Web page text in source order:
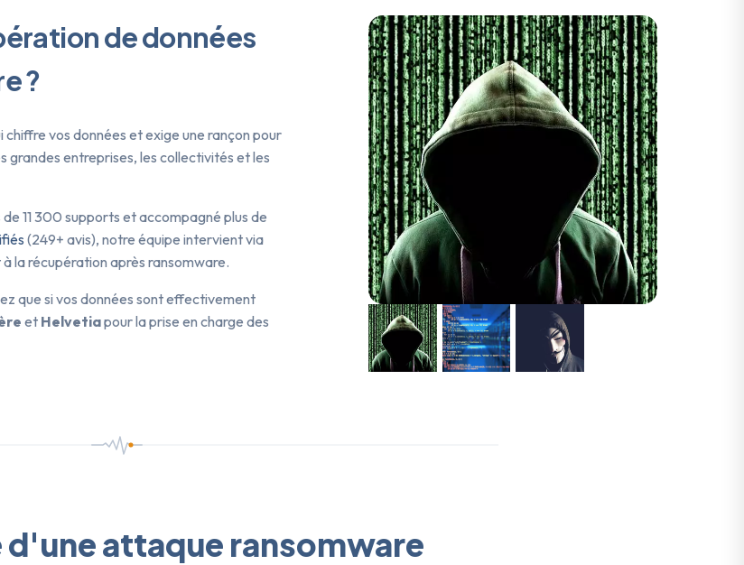
de données
?
vos données et exige une rançon pour
grandes entreprises, les collectivités et les
de 11 300 supports et accompagné plus de
(249+ avis), notre équipe intervient via
la récupération après ransomware.
que si vos données sont effectivement
et Helvetiapour la prise en charge des
attaque ransomware